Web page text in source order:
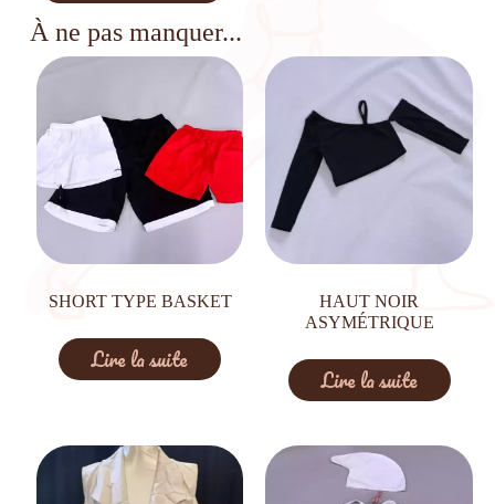
À ne pas manquer...
SHORT TYPE BASKET
Lire la suite
HAUT NOIR
ASYMÉTRIQUE
Lire la suite